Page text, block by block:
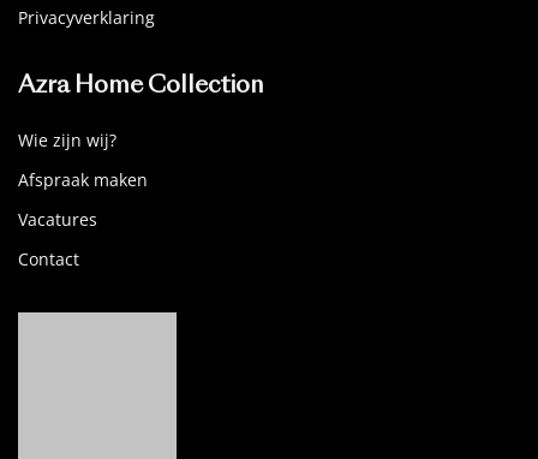
Privacyverklaring
Azra Home Collection
Wie zijn wij?
Afspraak maken
Vacatures
Contact